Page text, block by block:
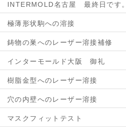
INTERMOLD名古屋 最終日です。
極薄形状駒への溶接
鋳物の巣へのレーザー溶接補修
インターモールド大阪 御礼
樹脂金型へのレーザー溶接
穴の内壁へのレーザー溶接
マスクフィットテスト